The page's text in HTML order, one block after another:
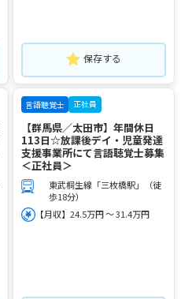
保存する
言語聴覚士 正社員
【群馬県／太田市】年間休日
113日☆放課後デイ・児童発達
支援事業所にて言語聴覚士募集
＜正社員＞
東武桐生線「三枚橋駅」（徒
歩18分）
【月収】24.5万円 ～ 31.4万円